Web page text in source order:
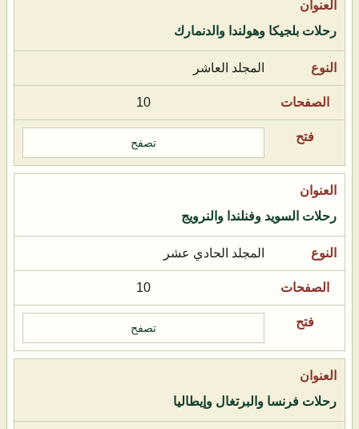
رحلات بلجيكا وهولندا والدنمارك
المجلد العاشر
10
تصفح
رحلات السويد وفنلندا والنرويج
المجلد الحادي عشر
10
تصفح
رحلات فرنسا والبرتغال وإيطاليا